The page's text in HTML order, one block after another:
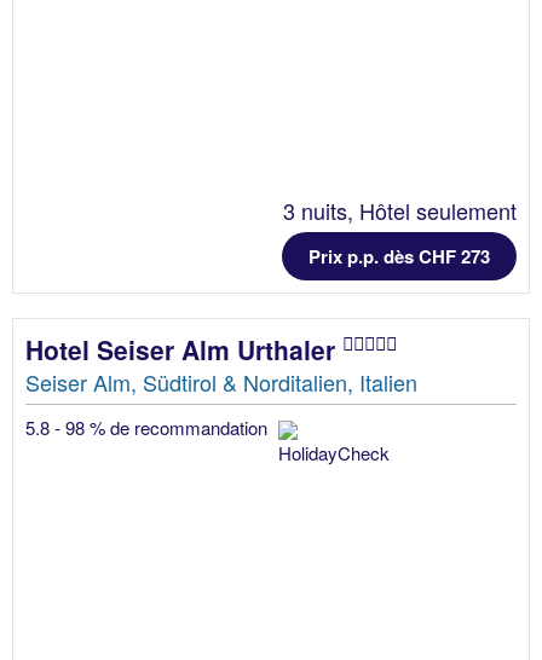
3 nuits, Hôtel seulement
Prix p.p. dès CHF 273
Hotel Seiser Alm Urthaler
Seiser Alm, Südtirol & Norditalien, Italien
5.8 - 98 % de recommandation